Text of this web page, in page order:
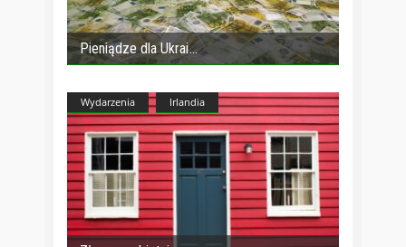
Pieniądze dla Ukrai
Wydarzenia Irlandia